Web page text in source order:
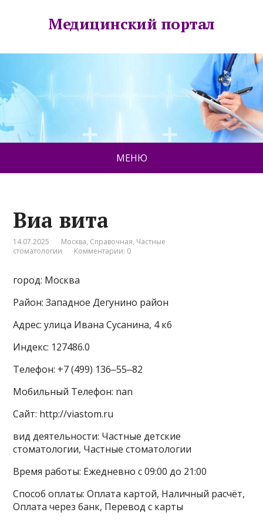
Медицинский портал
МЕНЮ
Виа вита
14.07.2025 Москва, Справочная, Частные
стоматологии
Комментарии: 0
город: Москва
Район: Западное Дегунино район
Адрес: улица Ивана Сусанина, 4 к6
Индекс: 127486.0
Телефон: +7 (499) 136‒55‒82
Мобильный Телефон: nan
Сайт: http://viastom.ru
вид деятельности: Частные детские
стоматологии, Частные стоматологии
Время работы: Ежедневно с 09:00 до 21:00
Способ оплаты: Оплата картой, Наличный расчёт,
Оплата через банк, Перевод с карты